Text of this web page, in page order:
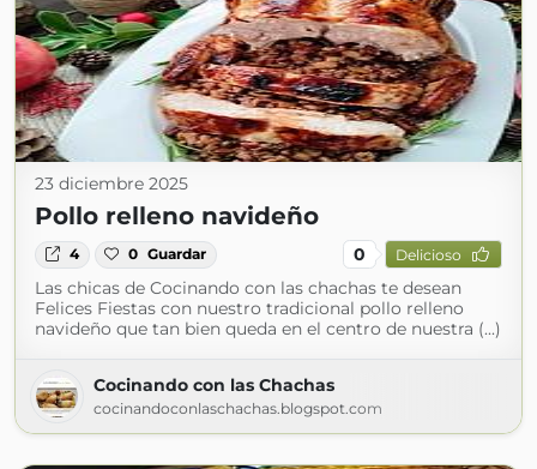
23 diciembre 2025
Pollo relleno navideño
4 0 Guardar 0 Delicioso
Las chicas de Cocinando con las chachas te desean
Felices Fiestas con nuestro tradicional pollo relleno
navideño que tan bien queda en el centro de nuestra (...)
Cocinando con las Chachas
cocinandoconlaschachas.blogspot.com